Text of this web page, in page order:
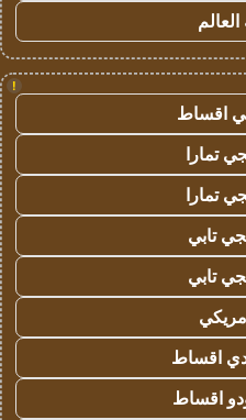
!
اقساط
تمارا
تمارا
تابي
تابي
اقساط
اقساط